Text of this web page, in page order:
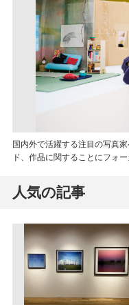
国内外で活躍する注目の写真
ド、作品に関することにフォ
人気の記事